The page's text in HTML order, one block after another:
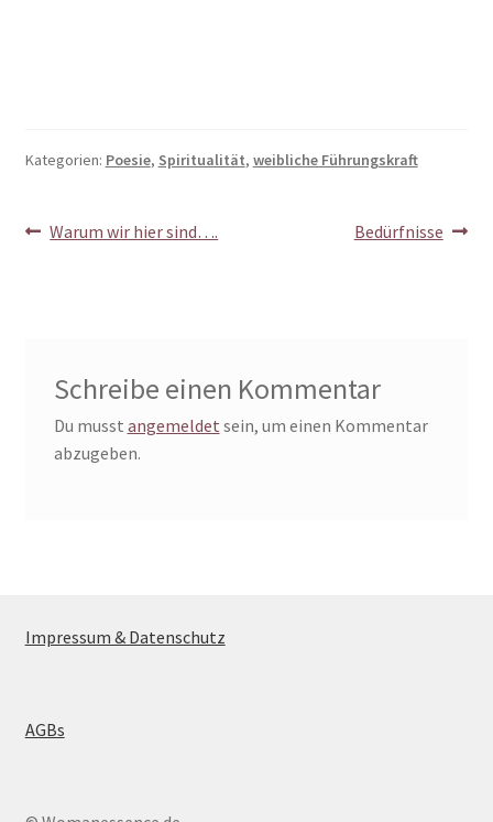
Kategorien: Poesie, Spiritualität, weibliche Führungskraft
Beitragsnavigation
Vorheriger
Warum wir hier sind….
Nächster
Bedürfnisse
Schreibe einen Kommentar
Du musst angemeldet sein, um einen Kommentar
abzugeben.
Impressum & Datenschutz
AGBs